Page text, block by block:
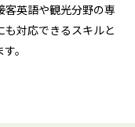
客英語や観光分野の専
対応できるスキルと
。